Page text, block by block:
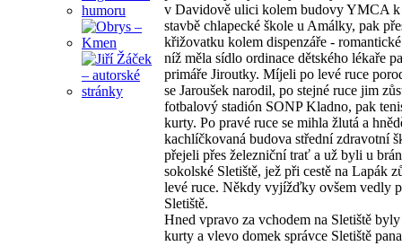
v Davidově ulici kolem budovy YMCA k
stavbě chlapecké škole u Amálky, pak
křižovatku kolem dispenzáře -
níž měla sídlo ordinace dětského lékaře
primáře Jiroutky. Míjeli po levé ruce
se Jaroušek narodil, po stejné ruce jim
fotbalový stadión SONP Kladno, pak
kurty. Po pravé ruce se mihla žlutá a
kachlíčkovaná budova střední zdravotní
přejeli přes železniční trať a už byli u
sokolské Sletiště, jež při cestě na Lapák
levé ruce. Někdy vyjížďky ovšem vedly
Sletiště.
Hned vpravo za vchodem na Sletiště
kurty a vlevo domek správce Sletiště pana